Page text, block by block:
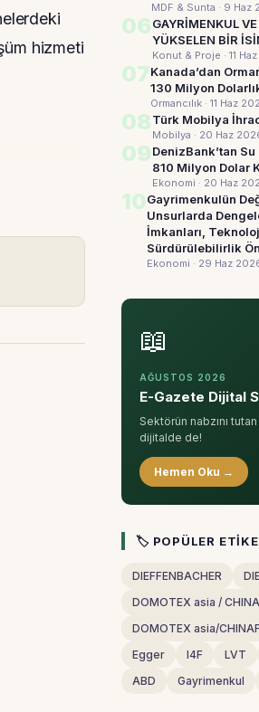
hizmeti
MDF & Sunta · 9 Haz
06GAYRİMENKUL
YÜKSELEN BİR
Konut & Proje · 11
07Kanada’dan
130 Milyon
Ormancılık · 11 Haz
08Türk Mobilya
Mobilya · 20 Haz
09DenizBank’tan
810 Milyon Dolar
Ekonomi · 20 Haz
10Gayrimenkulün
Unsurlarda
İmkanları,
Sürdürülebilirlik
Ekonomi · 29 Haz
📖
AĞUSTOS 2026
E-Gazete Dijital
Sektörün nabzını tutan
dijitalde de!
Hemen Oku →
🏷 POPÜLER
DIEFFENBACHER
DOMOTEX asia /
DOMOTEX asia/
Egger
I4F LVT
ABD
Gayrimenkul